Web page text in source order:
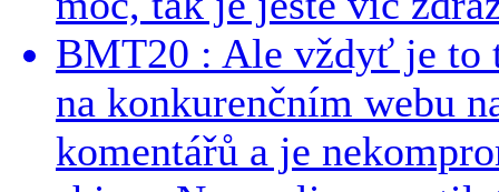
BMT20 : Ale vždyť je to
na konkurenčním webu
komentářů a je